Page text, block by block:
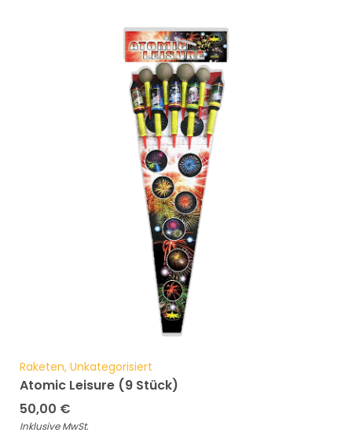
Raketen, Unkategorisiert
Atomic Leisure (9 Stück)
50,00 €
Inklusive MwSt.